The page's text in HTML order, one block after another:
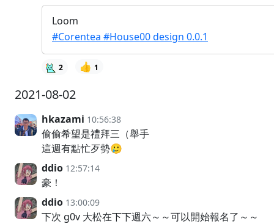
Loom
#Corentea #House00 design 0.0.1
2 👍 1
2021-08-02
hkazami 10:56:38
偷偷希望是禮拜三（舉手
這週有點忙歹勢🥲
ddio 12:57:14
豪！
ddio 13:00:09
下次 g0v 大松在下下週六～～可以開始報名了～～